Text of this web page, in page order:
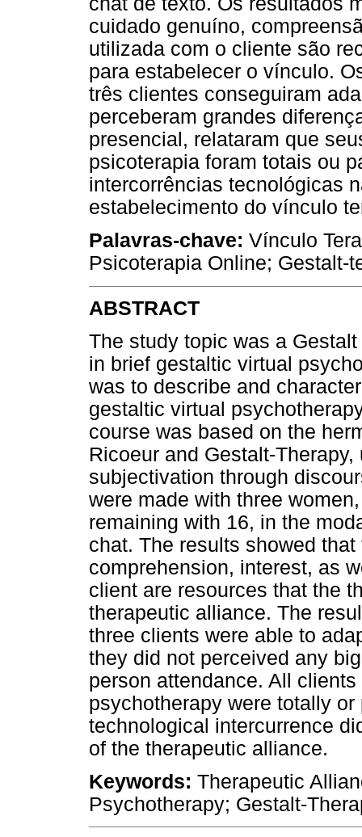
cuidado genuíno,
utilizada com o cliente são
para estabelecer o vínculo.
três clientes conseguiram
perceberam grandes
presencial, relataram que
psicoterapia foram totais ou
intercorrências tecnológicas
estabelecimento do vínculo
Palavras-chave: Vínculo
Psicoterapia Online; Gestalt-
ABSTRACT
The study topic was a
in brief gestaltic virtual
was to describe and
gestaltic virtual
course was based on the
Ricoeur and Gestalt-
subjectivation through
were made with three
remaining with 16, in the
chat. The results showed
comprehension, interest, as
client are resources that the
therapeutic alliance. The
three clients were able to
they did not perceived any
person attendance. All
psychotherapy were totally
technological intercurrence
of the therapeutic alliance.
Keywords: Therapeutic
Psychotherapy; Gestalt-